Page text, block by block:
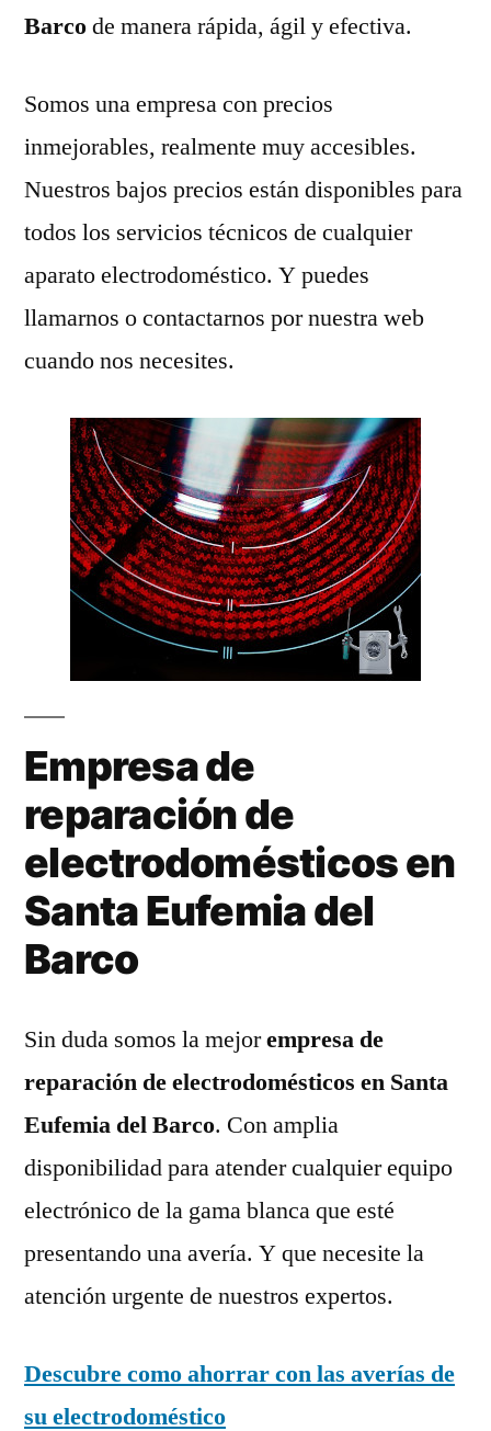
Barcode manera rápida, ágil y efectiva.
Somos una empresa con precios
inmejorables, realmente muy accesibles.
Nuestros bajos precios están disponibles para
todos los servicios técnicos de cualquier
aparato electrodoméstico. Y puedes
llamarnos o contactarnos por nuestra web
cuando nos necesites.
Empresa de
reparación de
electrodomésticos en
Santa Eufemia del
Barco
Sin duda somos la mejorempresa de
reparación de electrodomésticos en Santa
Eufemia del Barco. Con amplia
disponibilidad para atender cualquier equipo
electrónico de la gama blanca que esté
presentando una avería. Y que necesite la
atención urgente de nuestros expertos.
Descubre como ahorrar con las averías de
su electrodoméstico